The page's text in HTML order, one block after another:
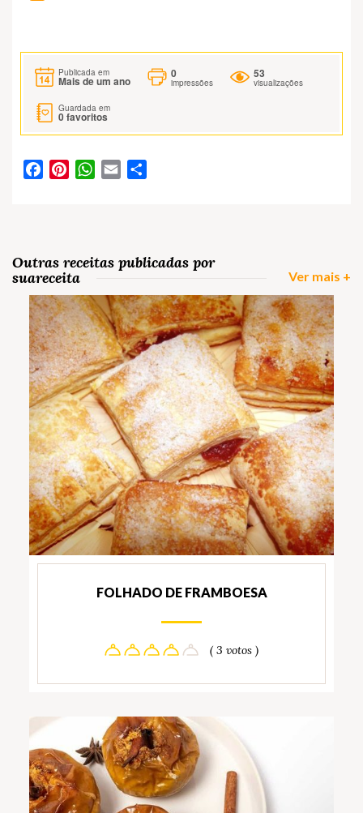
Publicada em
Mais de um ano
0
impressões
53
visualizações
Guardada em
0favoritos
FacebookPinterestWhatsApp
Email
Outras receitas publicadas por
suareceita
Ver mais +
FOLHADO DE FRAMBOESA
( 3 votos )